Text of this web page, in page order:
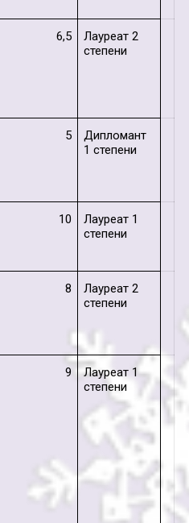
6,5
Лауреат 2
степени
5
Дипломант
1 степени
10
Лауреат 1
степени
8
Лауреат 2
степени
9
Лауреат 1
степени